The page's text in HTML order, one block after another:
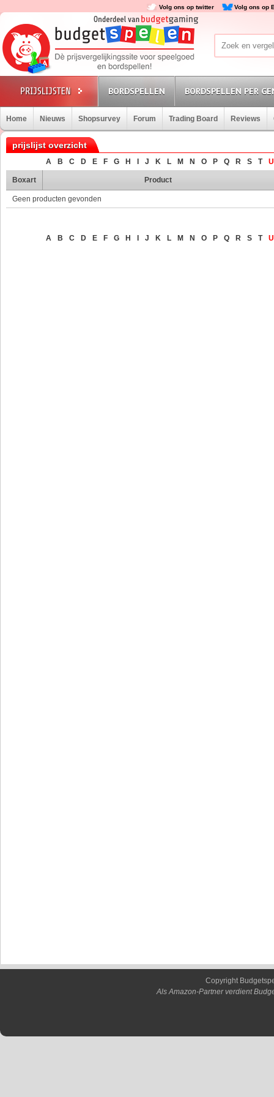
Volg ons op twitter Volg ons op
BORDSPELLEN BORDSPELLEN PER
Home Nieuws Shopsurvey Forum Trading Board Reviews
prijslijst overzicht
A B C D E F G H J K L M N O P Q R S T U
Boxart Product
Geen producten gevonden
A B C D E F G H J K L M N O P Q R S T U
Copyright
Als Amazon-Partner verdient